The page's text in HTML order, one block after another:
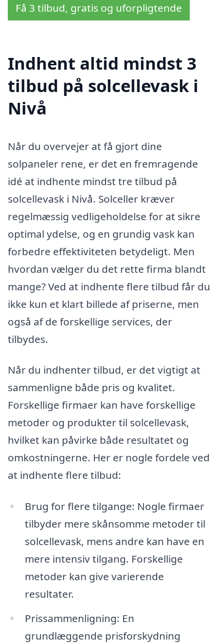
Få 3 tilbud, gratis og uforpligtende
Indhent altid mindst 3
tilbud på solcellevask i
Nivå
Når du overvejer at få gjort dine
solpaneler rene, er det en fremragende
idé at indhente mindst tre tilbud på
solcellevask i Nivå. Solceller kræver
regelmæssig vedligeholdelse for at sikre
optimal ydelse, og en grundig vask kan
forbedre effektiviteten betydeligt. Men
hvordan vælger du det rette firma blandt
mange? Ved at indhente flere tilbud får du
ikke kun et klart billede af priserne, men
også af de forskellige services, der
tilbydes.
Når du indhenter tilbud, er det vigtigt at
sammenligne både pris og kvalitet.
Forskellige firmaer kan have forskellige
metoder og produkter til solcellevask,
hvilket kan påvirke både resultatet og
omkostningerne. Her er nogle fordele ved
at indhente flere tilbud:
Brug for flere tilgange: Nogle firmaer
tilbyder mere skånsomme metoder til
solcellevask, mens andre kan have en
mere intensiv tilgang. Forskellige
metoder kan give varierende
resultater.
Prissammenligning: En
grundlæggende prisforskydning